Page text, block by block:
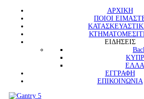
ΑΡΧΙΚΗ
ΠΟΙΟΙ
ΕΙΔΗΣΕΙΣ
ΕΓΓΡΑΦΗ
ΕΠΙΚΟΙΝΩΝΙΑ